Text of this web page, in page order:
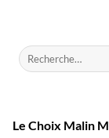
Recherche
pour :
Le Choix Malin